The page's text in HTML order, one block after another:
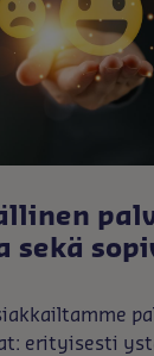
sekä
erityisesti